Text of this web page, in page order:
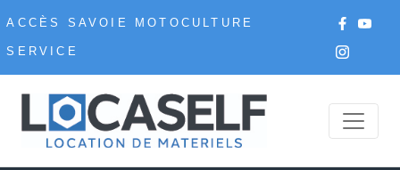
ACCÈS SAVOIE MOTOCULTURE
SERVICE